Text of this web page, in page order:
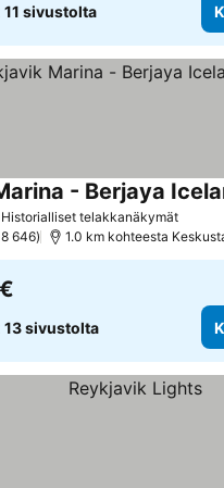
11 sivustolta
Historialliset telakkanäkymät
- Berjaya
8 646 1.0 km kohteesta
13 sivustolta